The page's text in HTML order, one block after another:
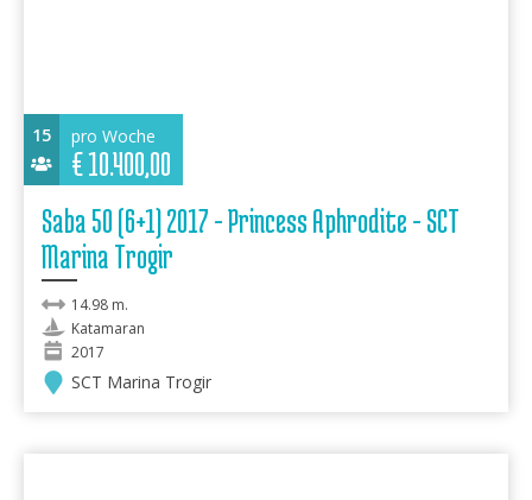
15 pro Woche
€10.400,00
Saba 50 (6+1) 2017 - Princess Aphrodite - SCT
Marina Trogir
14.98 m.
Katamaran
2017
SCT Marina Trogir